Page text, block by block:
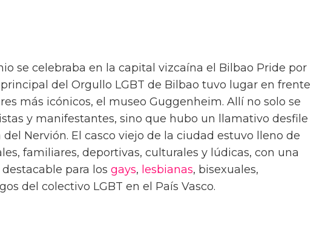
se celebraba en la capital vizcaína el Bilbao Pride por
del Orgullo LGBT de Bilbao tuvo lugar en frente
más icónicos, el museo Guggenheim. Allí no solo se
y manifestantes, sino que hubo un llamativo desfile
Nervión. El casco viejo de la ciudad estuvo lleno de
familiares, deportivas, culturales y lúdicas, con una
para los gays, lesbianas, bisexuales,
del colectivo LGBT en el País Vasco.